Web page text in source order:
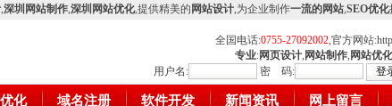
,深圳网站制作,深圳网站优化,提供精美的 网站设计,为企业制作一流的网站,SEO优化
全国电话:0755-27092002,官方网站:
专业:网页设计, 网站制作, 网站优化
用户名:
密 码:
化 域名注册 软件开发 新闻资讯 网上留言